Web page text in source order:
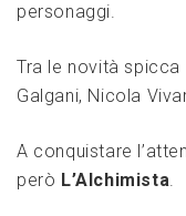
personaggi.
Tra le novità
Galgani, Nicola
A conquistare
però L’Alchimista.